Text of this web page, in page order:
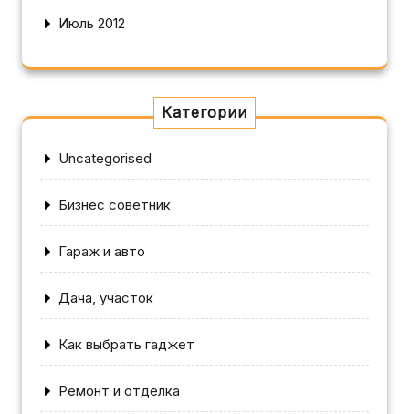
Июль 2012
Категории
Uncategorised
Бизнес советник
Гараж и авто
Дача, участок
Как выбрать гаджет
Ремонт и отделка